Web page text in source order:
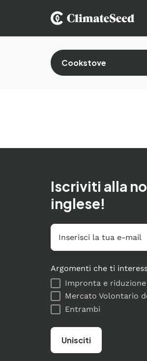
Cookstove
Iscriviti alla
inglese!
E-
mail*
Argomenti che ti
Impronta e
Mercato Volontario
Entrambi